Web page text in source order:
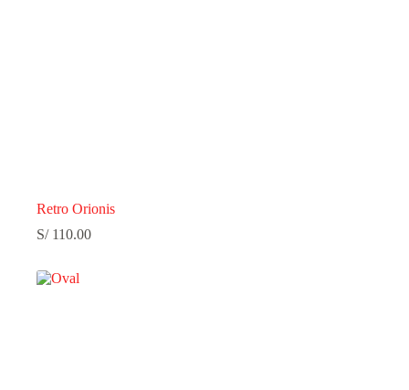
Retro Orionis
S/110.00